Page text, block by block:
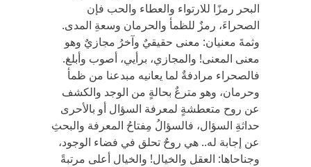
البحر رمزًا للارتواء والعطاء والحب فإن
الصحراءَ، رمزٌ للظمأ والحرمان وسعةِ المدى.
وثمةَ معنيان: معنى حقيقيٌ وآخرُ مجازيٌ وهو
معنى المعنى! والمجازي، برأيي، أصوب وأبلغ.
فالصحراء مرادفةٌ لما يعانيه مبدعنا من ظمأ
وحرمان، وهو مترعٌ بحالةٍ من الوجد والكشف
عن روح متعطشةٍ لمعرفة السؤال أو بالأحرى
حداثةِ السؤال، فالسؤالُ مِفتاحُ المعرفة والبحثِ
عن إجابة له.. هي روحٌ تحلق في فضاء الوجود،
وجناحاها: العقل والخيال! والخيال أعلى مرتبةً